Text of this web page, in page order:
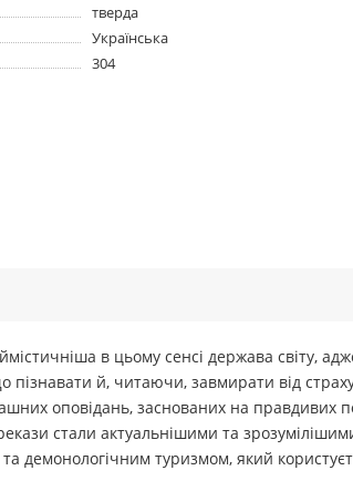
тверда
Українська
304
в цьому сенсі держава світу, адже
пізнавати й, читаючи, завмирати від
оповідань, заснованих на правдивих
стали актуальнішими та
та демонологічним туризмом, який